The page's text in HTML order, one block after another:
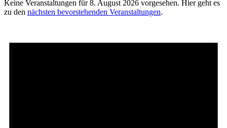
Keine Veranstaltungen für 8. August 2026 vorgesehen. Hier geht es
zu den nächsten bevorstehenden Veranstaltungen.